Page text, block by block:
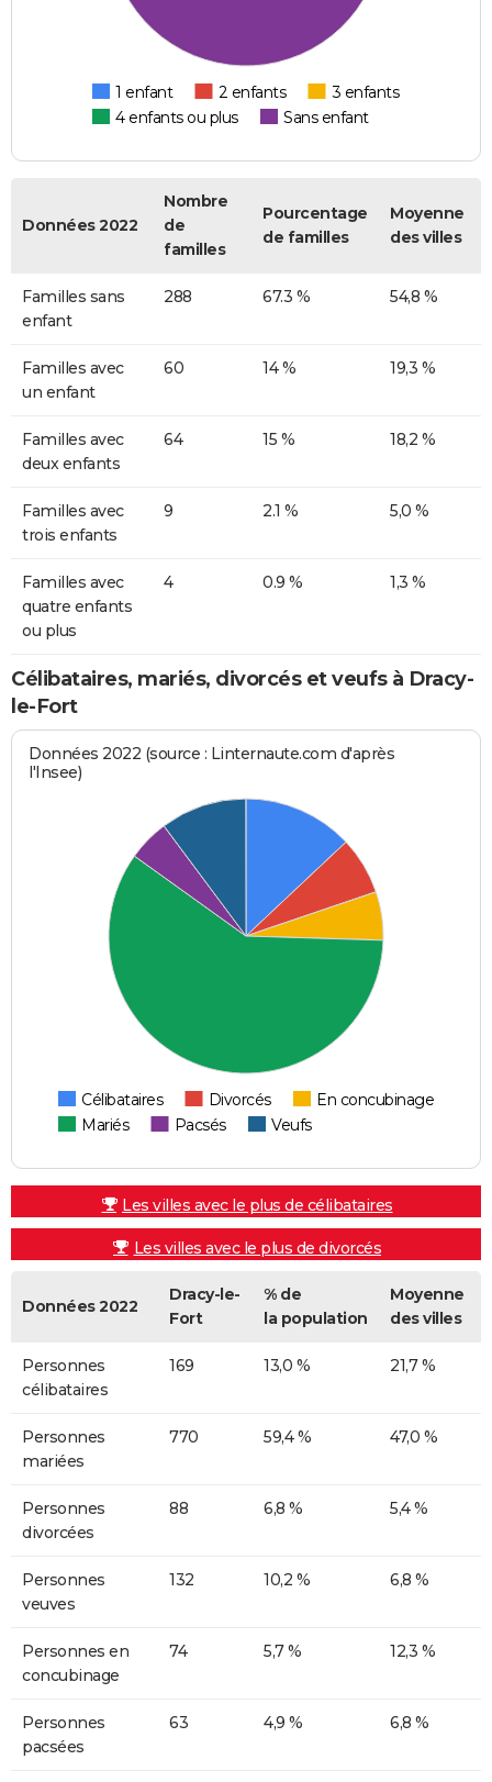
1 enfant 2 enfants
3 enfants
4 enfants ou plus
Sans enfant
Données 2022
Nombre
de
familles
Pourcentage
de familles
Moyenne
des villes
Familles sans
enfant
288 67.3 % 54,8 %
Familles avec
un enfant
60 14 % 19,3 %
Familles avec
deux enfants
64 15 % 18,2 %
Familles avec
trois enfants
9 2.1 % 5,0 %
Familles avec
quatre enfants
ou plus
4 0.9 % 1,3 %
Célibataires, mariés, divorcés et veufs à Dracy-
le-Fort
Données 2022 (source : Linternaute.com d'après
l'Insee)
Célibataires Divorcés
En concubinage
Mariés
Pacsés Veufs
Les villes avec le plus de célibataires
Les villes avec le plus de divorcés
Données 2022
Dracy-le-
Fort
% de
la population
Moyenne
des villes
Personnes
célibataires
169 13,0 % 21,7 %
Personnes
mariées
770 59,4 % 47,0 %
Personnes
divorcées
88 6,8 % 5,4 %
Personnes
veuves
132 10,2 % 6,8 %
Personnes en
concubinage
74 5,7 % 12,3 %
Personnes
pacsées
63 4,9 % 6,8 %